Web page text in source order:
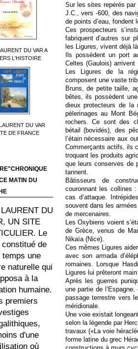
DU VAR A
L'HISTOIRE
DU VAR
DE FRANCE
MATIN DU
DU
UN SITE
Le
constitué de
temps une
naturelle qui
à la
humaine.
premiers
d'une
où
Sur les sites repérés
J.C., vers -600, des
de points d’eau,
Ces prospecteurs
fabriquent d’autres sur
les Ligures, vivent déjà
Ils possèdent un port
Celtes (Gaulois)
Les Ligures de la
composent une vaste
Bruns, de petite taille,
bêtes, ils possèdent
dieux protecteurs de la
pèlerinages au Mont
rochers. Ce sont des
bétail (bovidés), des
l’étain nécessaire aux
Commerçants actifs, ils
troquant les produits
que leurs conserves de
tannent.
Bâtisseurs de
couronnant les collines
cas d’attaque.
souvent dans les
de mercenaires.
Les Oxybiens voient
de Grèce, venus de
Nikaïa (Nice).
Ces mêmes Ligures
avec son armada
romaines. Lorsque
Ligures lui prêteront
Après les guerres
une partie de l’Espagne,
passage terrestre vers
méridionale.
Une voie existait
selon la légende par
travaux («La voie
forme latine du grec